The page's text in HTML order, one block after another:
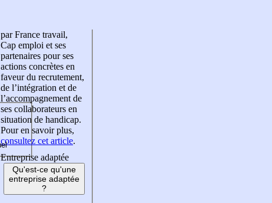
par France travail,
Cap emploi et ses
partenaires pour ses
actions concrètes en
faveur du recrutement,
de l’intégration et de
l’accompagnement de
ses collaborateurs en
situation de handicap.
Pour en savoir plus,
consultez cet article.
Entreprise adaptée
Qu'est-ce qu'une
entreprise adaptée
?